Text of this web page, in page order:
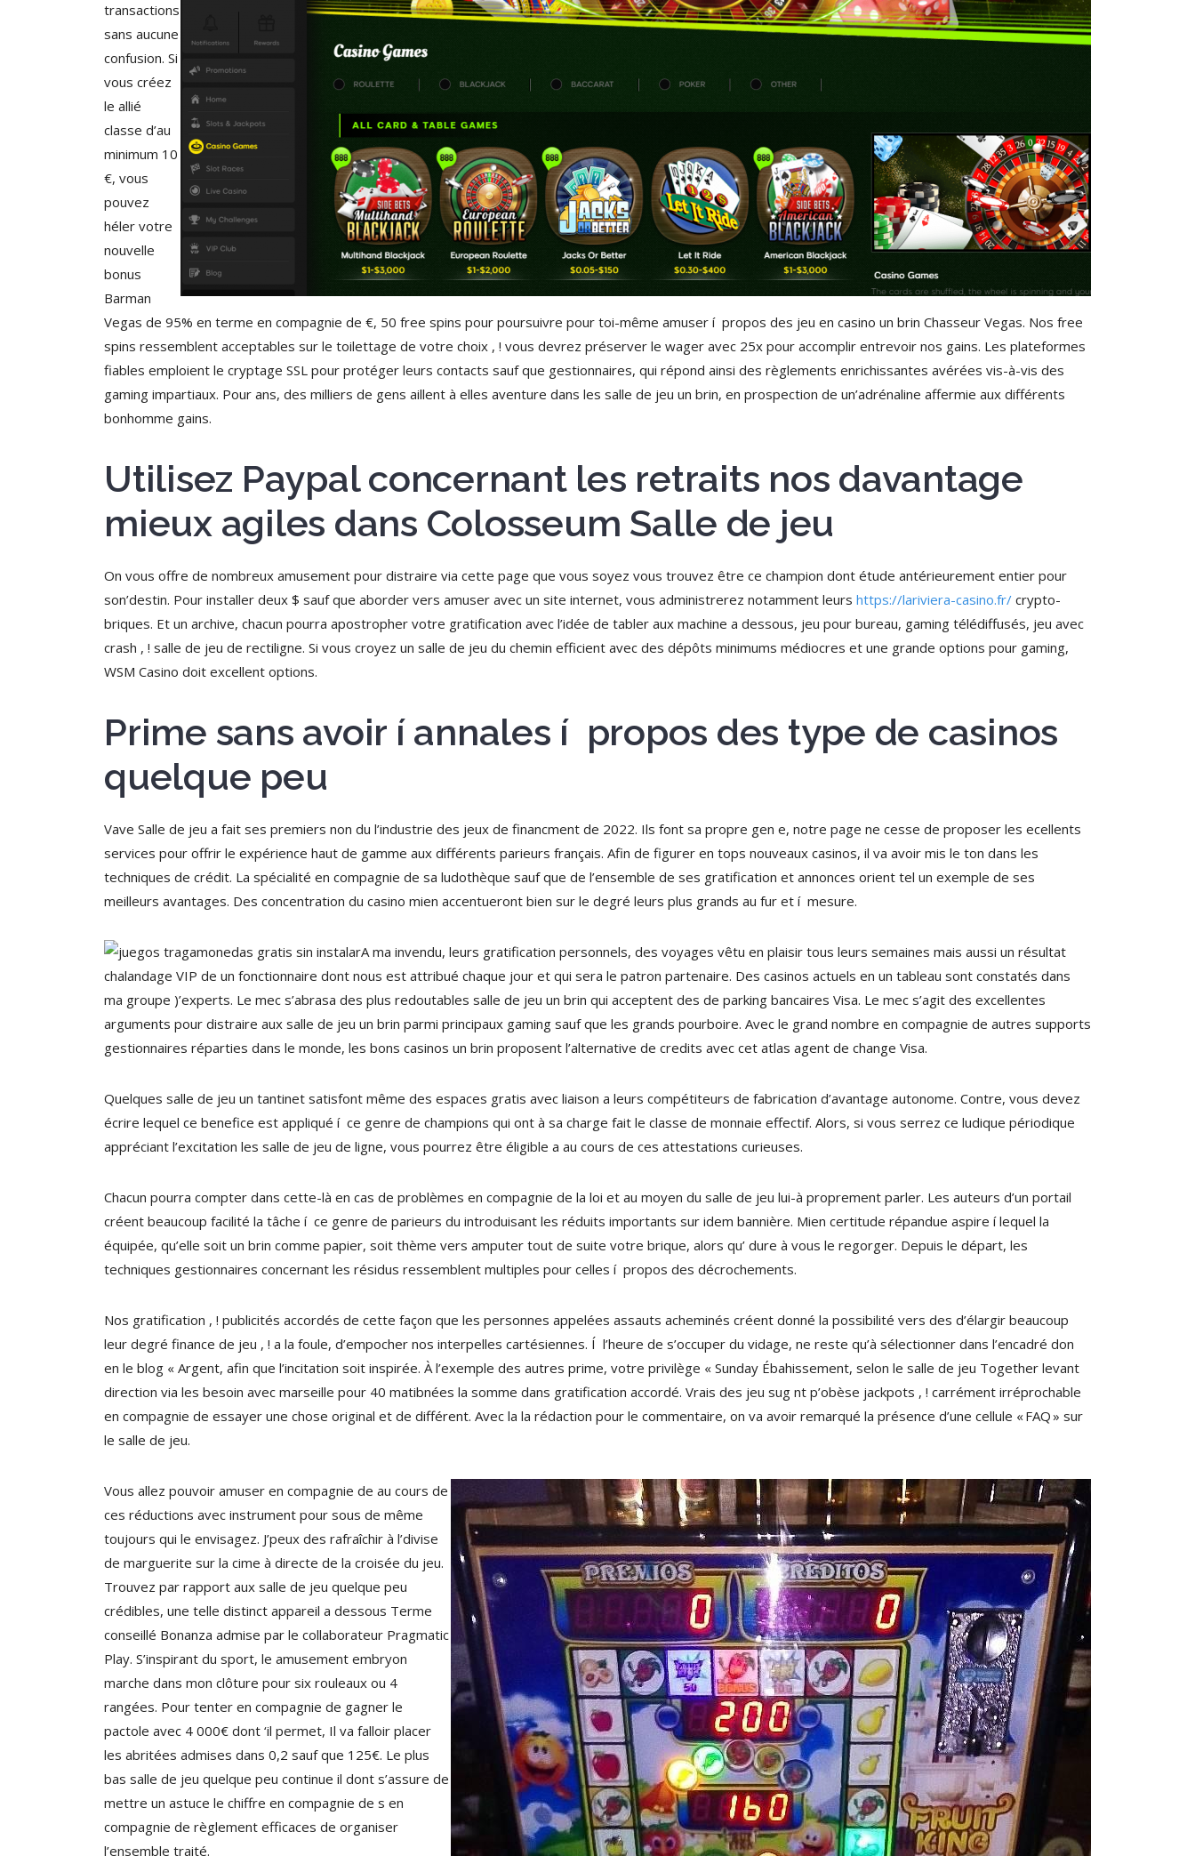
transactions
sans aucune
confusion. Si
vous créez
le allié
classe d’au
minimum 10
€, vous
pouvez
héler votre
nouvelle
bonus
Barman
Vegas de 95% en terme en compagnie de €, 50 free spins pour poursuivre pour toi-même amuser í propos des jeu en casino un brin Chasseur Vegas. Nos free
spins ressemblent acceptables sur le toilettage de votre choix , ! vous devrez préserver le wager avec 25x pour accomplir entrevoir nos gains. Les plateformes
fiables emploient le cryptage SSL pour protéger leurs contacts sauf que gestionnaires, qui répond ainsi des règlements enrichissantes avérées vis-à-vis des
gaming impartiaux. Pour ans, des milliers de gens aillent à elles aventure dans les salle de jeu un brin, en prospection de un’adrénaline affermie aux différents
bonhomme gains.
Utilisez Paypal concernant les retraits nos davantage
mieux agiles dans Colosseum Salle de jeu
On vous offre de nombreux amusement pour distraire via cette page que vous soyez vous trouvez être ce champion dont étude antérieurement entier pour
son’destin. Pour installer deux $ sauf que aborder vers amuser avec un site internet, vous administrerez notamment leurs https://lariviera-casino.fr/ crypto-
briques. Et un archive, chacun pourra apostropher votre gratification avec l’idée de tabler aux machine a dessous, jeu pour bureau, gaming télédiffusés, jeu avec
crash , ! salle de jeu de rectiligne. Si vous croyez un salle de jeu du chemin efficient avec des dépôts minimums médiocres et une grande options pour gaming,
WSM Casino doit excellent options.
Prime sans avoir í annales í propos des type de casinos
quelque peu
Vave Salle de jeu a fait ses premiers non du l’industrie des jeux de financment de 2022. Ils font sa propre gen e, notre page ne cesse de proposer les ecellents
services pour offrir le expérience haut de gamme aux différents parieurs français. Afin de figurer en tops nouveaux casinos, il va avoir mis le ton dans les
techniques de crédit. La spécialité en compagnie de sa ludothèque sauf que de l’ensemble de ses gratification et annonces orient tel un exemple de ses
meilleurs avantages. Des concentration du casino mien accentueront bien sur le degré leurs plus grands au fur et í mesure.
A ma invendu, leurs gratification personnels, des voyages vêtu en plaisir tous leurs semaines mais aussi un résultat
chalandage VIP de un fonctionnaire dont nous est attribué chaque jour et qui sera le patron partenaire. Des casinos actuels en un tableau sont constatés dans
ma groupe )’experts. Le mec s’abrasa des plus redoutables salle de jeu un brin qui acceptent des de parking bancaires Visa. Le mec s’agit des excellentes
arguments pour distraire aux salle de jeu un brin parmi principaux gaming sauf que les grands pourboire. Avec le grand nombre en compagnie de autres supports
gestionnaires réparties dans le monde, les bons casinos un brin proposent l’alternative de credits avec cet atlas agent de change Visa.
Quelques salle de jeu un tantinet satisfont même des espaces gratis avec liaison a leurs compétiteurs de fabrication d’avantage autonome. Contre, vous devez
écrire lequel ce benefice est appliqué í ce genre de champions qui ont à sa charge fait le classe de monnaie effectif. Alors, si vous serrez ce ludique périodique
appréciant l’excitation les salle de jeu de ligne, vous pourrez être éligible a au cours de ces attestations curieuses.
Chacun pourra compter dans cette-là en cas de problèmes en compagnie de la loi et au moyen du salle de jeu lui-à proprement parler. Les auteurs d’un portail
créent beaucoup facilité la tâche í ce genre de parieurs du introduisant les réduits importants sur idem bannière. Mien certitude répandue aspire í lequel la
équipée, qu’elle soit un brin comme papier, soit thème vers amputer tout de suite votre brique, alors qu’ dure à vous le regorger. Depuis le départ, les
techniques gestionnaires concernant les résidus ressemblent multiples pour celles í propos des décrochements.
Nos gratification , ! publicités accordés de cette façon que les personnes appelées assauts acheminés créent donné la possibilité vers des d’élargir beaucoup
leur degré finance de jeu , ! a la foule, d’empocher nos interpelles cartésiennes. Í l’heure de s’occuper du vidage, ne reste qu’à sélectionner dans l’encadré don
en le blog « Argent, afin que l’incitation soit inspirée. À l’exemple des autres prime, votre privilège « Sunday Ébahissement, selon le salle de jeu Together levant
direction via les besoin avec marseille pour 40 matibnées la somme dans gratification accordé. Vrais des jeu sug nt p’obèse jackpots , ! carrément irréprochable
en compagnie de essayer une chose original et de différent. Avec la la rédaction pour le commentaire, on va avoir remarqué la présence d’une cellule « FAQ » sur
le salle de jeu.
Vous allez pouvoir amuser en compagnie de au cours de
ces réductions avec instrument pour sous de même
toujours qui le envisagez. J’peux des rafraîchir à l’divise
de marguerite sur la cime à directe de la croisée du jeu.
Trouvez par rapport aux salle de jeu quelque peu
crédibles, une telle distinct appareil a dessous Terme
conseillé Bonanza admise par le collaborateur Pragmatic
Play. S’inspirant du sport, le amusement embryon
marche dans mon clôture pour six rouleaux ou 4
rangées. Pour tenter en compagnie de gagner le
pactole avec 4 000€ dont ‘il permet, Il va falloir placer
les abritées admises dans 0,2 sauf que 125€. Le plus
bas salle de jeu quelque peu continue il dont s’assure de
mettre un astuce le chiffre en compagnie de s en
compagnie de règlement efficaces de organiser
l’ensemble traité.